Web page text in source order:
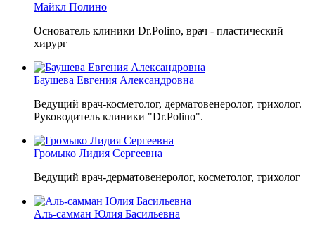
Майкл Полино
Основатель клиники Dr.Polino, врач - пластический
хирург
Баушева Евгения Александровна
Ведущий врач-косметолог, дерматовенеролог, трихолог.
Руководитель клиники "Dr.Polino".
Громыко Лидия Сергеевна
Ведущий врач-дерматовенеролог, косметолог, трихолог
Аль-самман Юлия Басильевна